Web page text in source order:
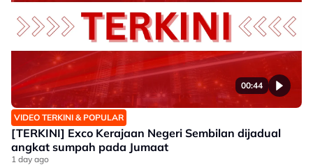
00:44
VIDEO TERKINI & POPULAR
[TERKINI] Exco Kerajaan Negeri Sembilan dijadual
angkat sumpah pada Jumaat
1 day ago